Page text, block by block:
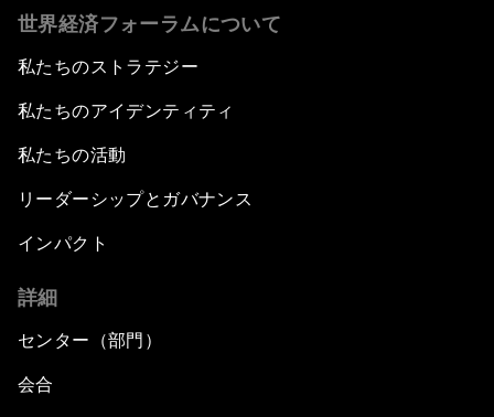
世界経済フォーラムについて
私たちのストラテジー
私たちのアイデンティティ
私たちの活動
リーダーシップとガバナンス
インパクト
詳細
センター（部門）
会合